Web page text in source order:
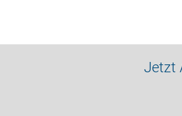
Jetzt